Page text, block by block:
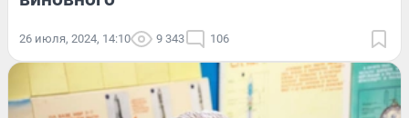
26 июля, 2024, 14:10 9 343 106